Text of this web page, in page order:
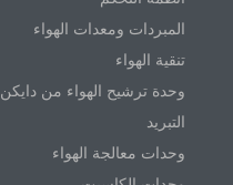
المبردات ومعدات الهواء
تنقية الهواء
وحدة ترشيح الهواء من دايكن
التبريد
وحدات معالجة الهواء